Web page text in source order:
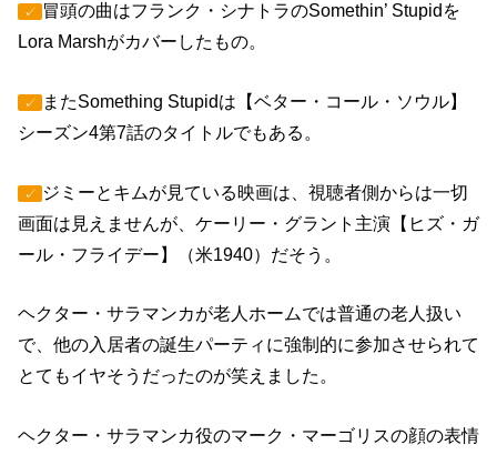
✓ 冒頭の曲はフランク・シナトラのSomethin’ Stupidを
Lora Marshがカバーしたもの。
✓
またSomething Stupidは【ベター・コール・ソウル】
シーズン4第7話のタイトルでもある。
✓ ジミーとキムが見ている映画は、視聴者側からは一切
画面は見えませんが、ケーリー・グラント主演【ヒズ・ガ
ール・フライデー】（米1940）だそう。
ヘクター・サラマンカが老人ホームでは普通の老人扱い
で、他の入居者の誕生パーティに強制的に参加させられて
とてもイヤそうだったのが笑えました。
ヘクター・サラマンカ役のマーク・マーゴリスの顔の表情